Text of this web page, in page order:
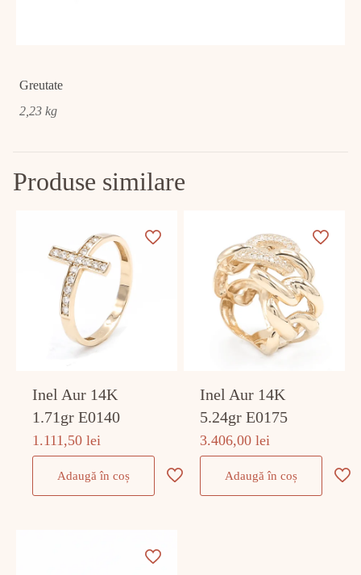
Greutate
2,23 kg
Produse similare
Inel Aur 14K
1.71gr E0140
1.111,50lei
Adaugă în coș
Inel Aur 14K
5.24gr E0175
3.406,00lei
Adaugă în coș